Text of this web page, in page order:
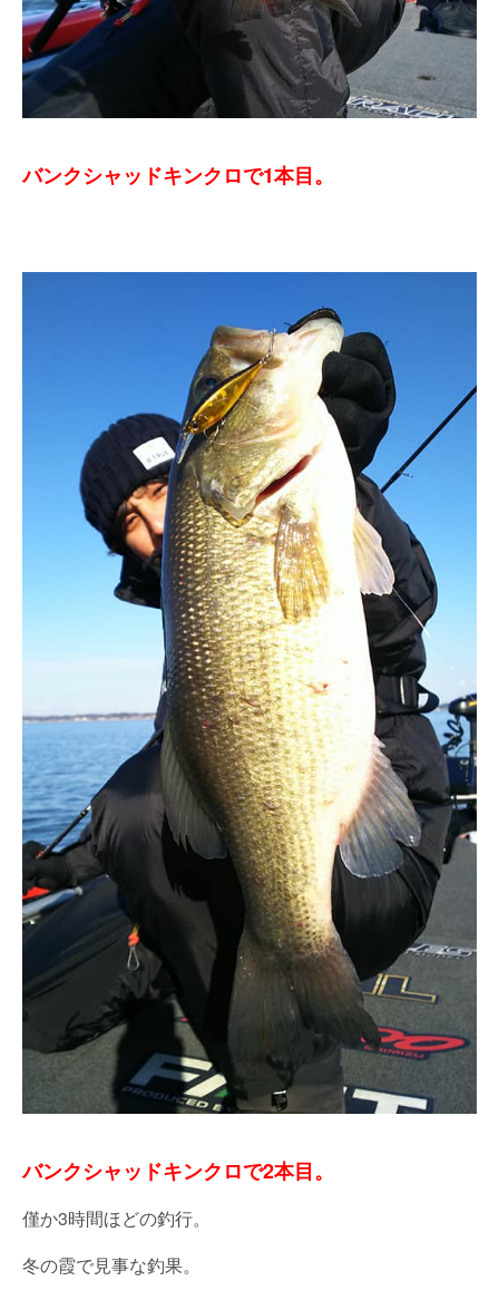
バンクシャッドキンクロで1本目。
バンクシャッドキンクロで2本目。
僅か3時間ほどの釣行。
冬の霞で見事な釣果。